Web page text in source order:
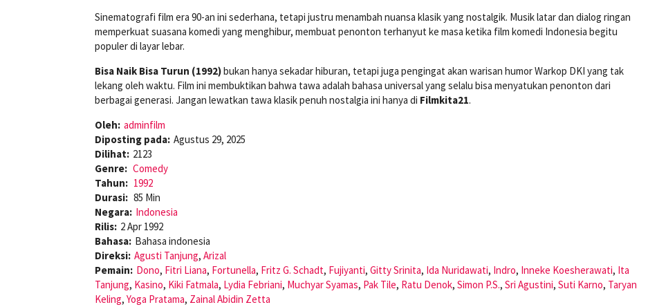
Sinematografi film era 90-an ini sederhana, tetapi justru menambah nuansa klasik yang nostalgik. Musik latar dan dialog ringan
memperkuat suasana komedi yang menghibur, membuat penonton terhanyut ke masa ketika film komedi Indonesia begitu
populer di layar lebar.
Bisa Naik Bisa Turun (1992)bukan hanya sekadar hiburan, tetapi juga pengingat akan warisan humor Warkop DKI yang tak
lekang oleh waktu. Film ini membuktikan bahwa tawa adalah bahasa universal yang selalu bisa menyatukan penonton dari
berbagai generasi. Jangan lewatkan tawa klasik penuh nostalgia ini hanya di Filmkita21.
Oleh: adminfilm
Diposting pada: Agustus 29, 2025
Dilihat: 2123
Genre: Comedy
Tahun: 1992
Durasi: 85 Min
Negara: Indonesia
Rilis: 2 Apr 1992
Bahasa: Bahasa indonesia
Direksi: Agusti Tanjung, Arizal
Pemain: Dono, Fitri Liana, Fortunella, Fritz G. Schadt, Fujiyanti, Gitty Srinita, Ida Nuridawati, Indro, Inneke Koesherawati, Ita
Tanjung, Kasino, Kiki Fatmala, Lydia Febriani, Muchyar Syamas, Pak Tile, Ratu Denok, Simon P.S., Sri Agustini, Suti Karno, Taryan
Keling, Yoga Pratama, Zainal Abidin Zetta